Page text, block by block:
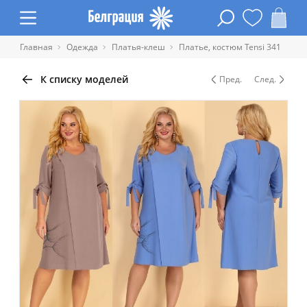
Главная Одежда Платья-клеш Платье, костюм Tensi 341
Таблица размеров одежды
Обхват
Обхват
Обхват
К списку моделей Пред. След.